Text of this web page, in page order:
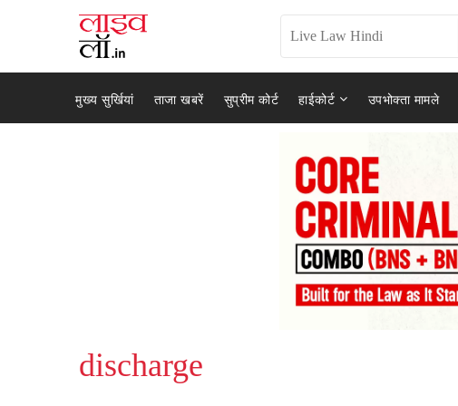
मुख्य सुर्खियां ताजा खबरें सुप्रीम कोर्ट हाईकोर्ट उपभोक्ता मामले
discharge